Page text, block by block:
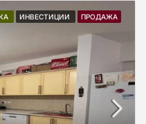
ИНВЕСТИЦИИ ПРОДАЖА